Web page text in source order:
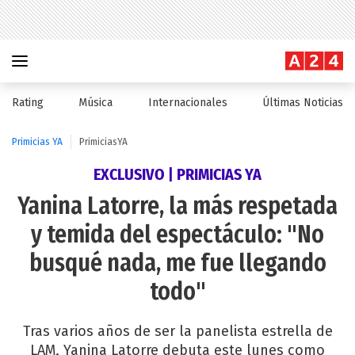
Rating Música Internacionales Últimas Noticias
Primicias YA PrimiciasYA
EXCLUSIVO | PRIMICIAS YA
Yanina Latorre, la más respetada
y temida del espectáculo: "No
busqué nada, me fue llegando
todo"
Tras varios años de ser la panelista estrella de
LAM, Yanina Latorre debuta este lunes como